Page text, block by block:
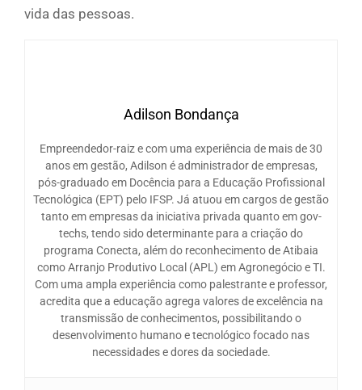
vida das pessoas.
Adilson Bondança
Empreendedor-raiz e com uma experiência de mais de 30
anos em gestão, Adilson é administrador de empresas,
pós-graduado em Docência para a Educação Profissional
Tecnológica (EPT) pelo IFSP. Já atuou em cargos de gestão
tanto em empresas da iniciativa privada quanto em gov-
techs, tendo sido determinante para a criação do
programa Conecta, além do reconhecimento de Atibaia
como Arranjo Produtivo Local (APL) em Agronegócio e TI.
Com uma ampla experiência como palestrante e professor,
acredita que a educação agrega valores de excelência na
transmissão de conhecimentos, possibilitando o
desenvolvimento humano e tecnológico focado nas
necessidades e dores da sociedade.